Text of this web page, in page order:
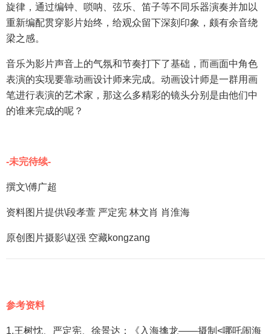
旋律，通过编钟、唢呐、弦乐、笛子等不同乐器演奏并加以
重新编配贯穿影片始终，给观众留下深刻印象，颇有余音绕
梁之感。
音乐为影片声音上的气氛和节奏打下了基础，而画面中角色
表演的实现要靠动画设计师来完成。动画设计师是一群用画
笔进行表演的艺术家，那这么多精彩的镜头分别是由他们中
的谁来完成的呢？
-未完待续-
撰文\傅广超
资料图片提供\段孝萱 严定宪 林文肖 肖淮海
原创图片摄影\赵强 空藏kongzang
参考资料
1.王树忱、严定宪、徐景达：《入海擒龙——摄制<哪吒闹海